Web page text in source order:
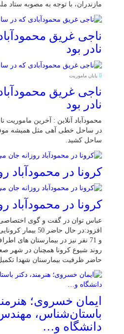
مازندران، با توجه به مصوبه ستاد
ناجی غریق
نادر بود
پایان ماموریت
ناجی غریق
نادر بود
محمودآباد آنلاین : آخرین
در ساحل خطی آهی مثل همیشه
ساحل کشید.
کرونا در محمودآباد
کرونا در محمودآباد
عباس توان در گفت و گوی اختصاصی
افزود:در حال
و 71 نفر نیز در بیمارستان های
روند شیوع کرونا همچنان در شهر
حاضر ظرفیت بیمارستان شهدا
ایمان خسروی؛
باستان‌شناس،
دانشگاه و…